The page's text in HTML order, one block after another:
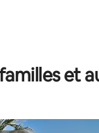
et